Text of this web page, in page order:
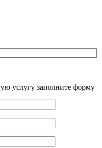
услугу заполните форму